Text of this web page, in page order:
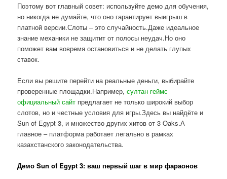
Поэтому вот главный совет: используйте демо для обучения,
но никогда не думайте, что оно гарантирует выигрыш в
платной версии.Слоты – это случайность.Даже идеальное
знание механики не защитит от полосы неудач.Но оно
поможет вам вовремя остановиться и не делать глупых
ставок.
Если вы решите перейти на реальные деньги, выбирайте
проверенные площадки.Например,султан геймс
официальный сайт предлагает не только широкий выбор
слотов, но и честные условия для игры.Здесь вы найдёте и
Sun of Egypt 3, и множество других хитов от 3 Oaks.А
главное – платформа работает легально в рамках
казахстанского законодательства.
Демо Sun of Egypt 3: ваш первый шаг в мир фараонов